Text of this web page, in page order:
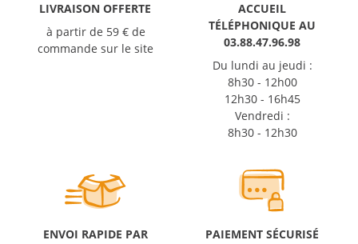
LIVRAISON OFFERTE
à partir de 59 € de
commande sur le site
ACCUEIL
TÉLÉPHONIQUE AU
03.88.47.96.98
Du lundi au jeudi :
8h30 - 12h00
12h30 - 16h45
Vendredi :
8h30 - 12h30
ENVOI RAPIDE PAR
PAIEMENT SÉCURISÉ